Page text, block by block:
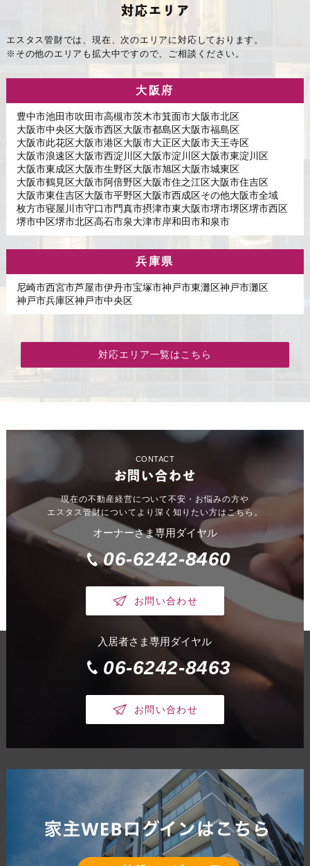
対応エリア
エスタス管財では、現在、次のエリアに対応しております。
※その他のエリアも拡大中ですので、ご相談ください。
大阪府
豊中市池田市吹田市高槻市茨木市箕面市大阪市北区
大阪市中央区大阪市西区大阪市都島区大阪市福島区
大阪市此花区大阪市港区大阪市大正区大阪市天王寺区
大阪市浪速区大阪市西淀川区大阪市淀川区大阪市東淀川区
大阪市東成区大阪市生野区大阪市旭区大阪市城東区
大阪市鶴見区大阪市阿倍野区大阪市住之江区大阪市住吉区
大阪市東住吉区大阪市平野区大阪市西成区その他大阪市全域
枚方市寝屋川市守口市門真市摂津市東大阪市堺市堺区堺市西区
堺市中区堺市北区高石市泉大津市岸和田市和泉市
兵庫県
尼崎市西宮市芦屋市伊丹市宝塚市神戸市東灘区神戸市灘区
神戸市兵庫区神戸市中央区
対応エリア一覧はこちら
CONTACT
お問い合わせ
現在の不動産経営について不安・お悩みの方や
エスタス管財についてより深く知りたい方はこちら。
オーナーさま専用ダイヤル
06-6242-8460
お問い合わせ
入居者さま専用ダイヤル
06-6242-8463
お問い合わせ